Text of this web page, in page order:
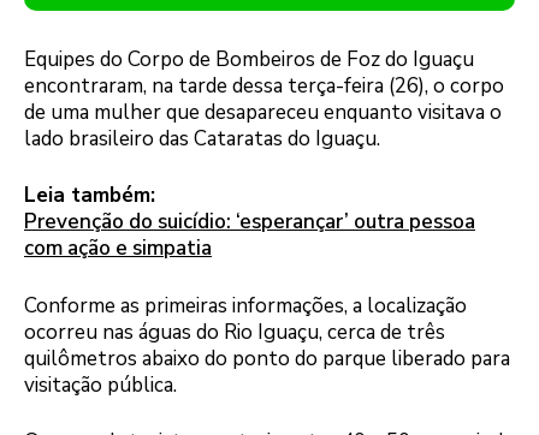
Equipes do Corpo de Bombeiros de Foz do Iguaçu
encontraram, na tarde dessa terça-feira (26), o corpo
de uma mulher que desapareceu enquanto visitava o
lado brasileiro das Cataratas do Iguaçu.
Leia também:
Prevenção do suicídio: ‘esperançar’ outra pessoa
com ação e simpatia
Conforme as primeiras informações, a localização
ocorreu nas águas do Rio Iguaçu, cerca de três
quilômetros abaixo do ponto do parque liberado para
visitação pública.